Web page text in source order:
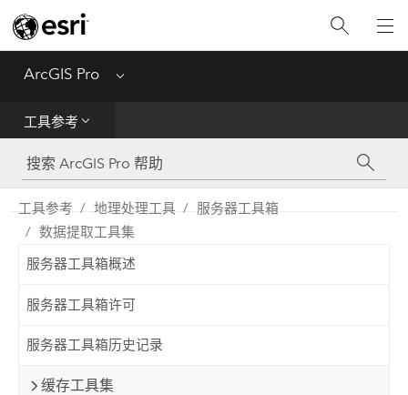
ArcGIS Pro Menu
工具参考
工具参考
Python
SDK
工具参考 地理处理工具
服务器工具箱
数据提取工具集
服务器工具箱概述
服务器工具箱许可
服务器工具箱历史记录
缓存工具集